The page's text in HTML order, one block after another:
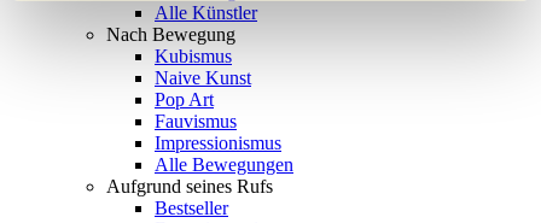
Alle Künstler
Nach Bewegung
Kubismus
Naive Kunst
Pop Art
Fauvismus
Impressionismus
Alle Bewegungen
Aufgrund seines Rufs
Bestseller